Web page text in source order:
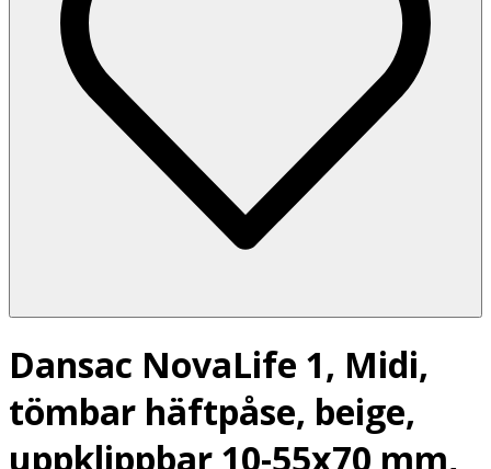
Dansac NovaLife 1, Midi,
tömbar häftpåse, beige,
uppklippbar 10-55x70 mm,